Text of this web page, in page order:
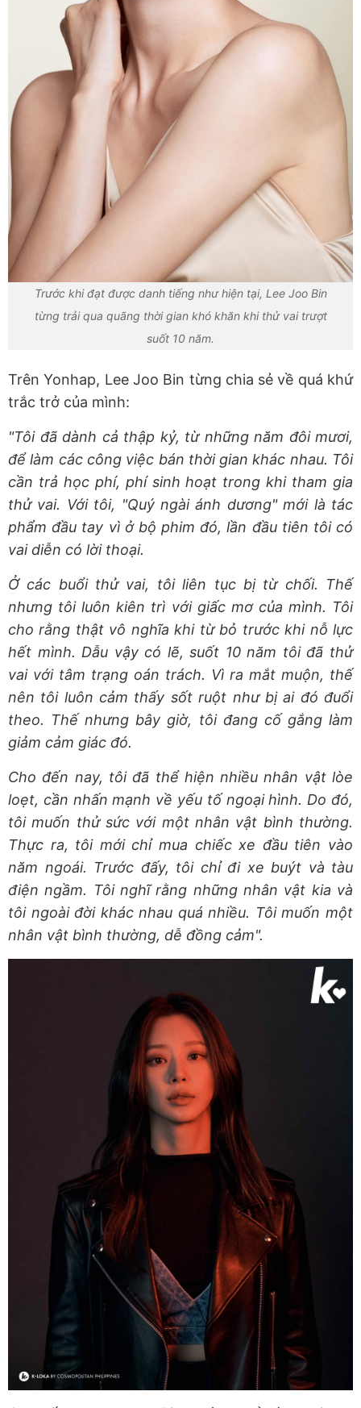
Trước khi đạt được danh tiếng như hiện tại, Lee Joo Bin
từng trải qua quãng thời gian khó khăn khi thử vai trượt
suốt 10 năm.
Trên Yonhap, Lee Joo Bin từng chia sẻ về quá khứ
trắc trở của mình:
"Tôi đã dành cả thập kỷ, từ những năm đôi mươi,
để làm các công việc bán thời gian khác nhau. Tôi
cần trả học phí, phí sinh hoạt trong khi tham gia
thử vai. Với tôi, "Quý ngài ánh dương" mới là tác
phẩm đầu tay vì ở bộ phim đó, lần đầu tiên tôi có
vai diễn có lời thoại.
Ở các buổi thử vai, tôi liên tục bị từ chối. Thế
nhưng tôi luôn kiên trì với giấc mơ của mình. Tôi
cho rằng thật vô nghĩa khi từ bỏ trước khi nỗ lực
hết mình. Dẫu vậy có lẽ, suốt 10 năm tôi đã thử
vai với tâm trạng oán trách. Vì ra mắt muộn, thế
nên tôi luôn cảm thấy sốt ruột như bị ai đó đuổi
theo. Thế nhưng bây giờ, tôi đang cố gắng làm
giảm cảm giác đó.
Cho đến nay, tôi đã thể hiện nhiều nhân vật lòe
loẹt, cần nhấn mạnh về yếu tố ngoại hình. Do đó,
tôi muốn thử sức với một nhân vật bình thường.
Thực ra, tôi mới chỉ mua chiếc xe đầu tiên vào
năm ngoái. Trước đấy, tôi chỉ đi xe buýt và tàu
điện ngầm. Tôi nghĩ rằng những nhân vật kia và
tôi ngoài đời khác nhau quá nhiều. Tôi muốn một
nhân vật bình thường, dễ đồng cảm".